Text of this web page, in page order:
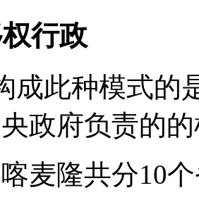
行政
成此种模式的
政府负责的
麦隆共分10